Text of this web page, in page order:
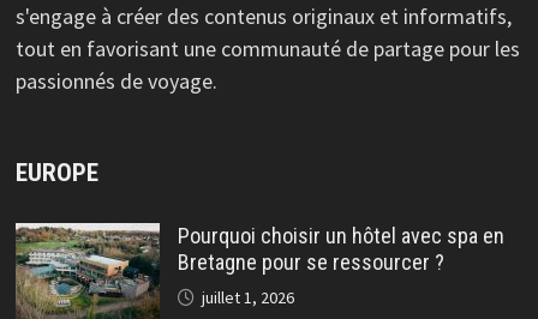
s'engage à créer des contenus originaux et informatifs,
tout en favorisant une communauté de partage pour les
passionnés de voyage.
EUROPE
Pourquoi choisir un hôtel avec spa en
Bretagne pour se ressourcer ?
juillet 1, 2026